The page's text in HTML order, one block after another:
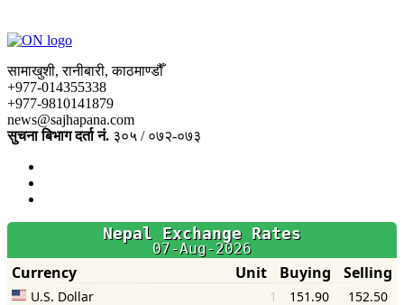
सामाखुशी, रानीबारी, काठमाण्डौँ
+977-014355338
+977-9810141879
news@sajhapana.com
सुचना बिभाग दर्ता नं. ३०५ / ०७२-०७३